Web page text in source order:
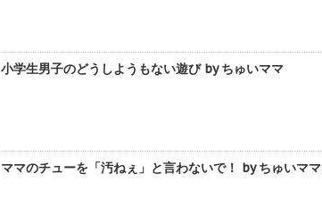
小学生男子のどうしようもない遊び by ちゅいママ
ママのチューを「汚ねぇ」と言わないで！ by ちゅいママ